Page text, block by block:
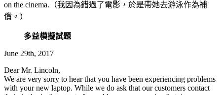
on the cinema.（我因為錯過了電影，於是帶她去游泳作為補
償。）
多益模擬試題
June 29th, 2017
Dear Mr. Lincoln,
We are very sorry to hear that you have been experiencing problems
with your new laptop. While we do ask that our customers contact